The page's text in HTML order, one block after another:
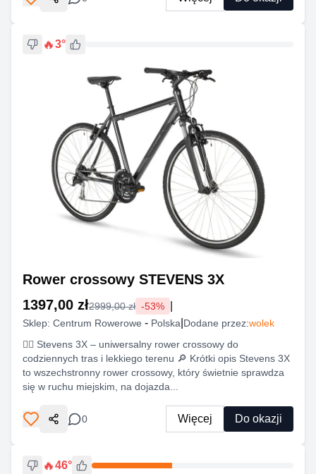
Udostępnij
🔥3°
Rower crossowy STEVENS 3X
1397,00 zł2999,00 zł -53%
Sklep: Centrum Rowerowe - Polska Dodane przez:wolek
🚴‍♂️ Stevens 3X – uniwersalny rower crossowy do
codziennych tras i lekkiego terenu 🔎 Krótki opis Stevens 3X
to wszechstronny rower crossowy, który świetnie sprawdza
się w ruchu miejskim, na dojazda...
Udostępnij
0 Więcej Do okazji
🔥46°